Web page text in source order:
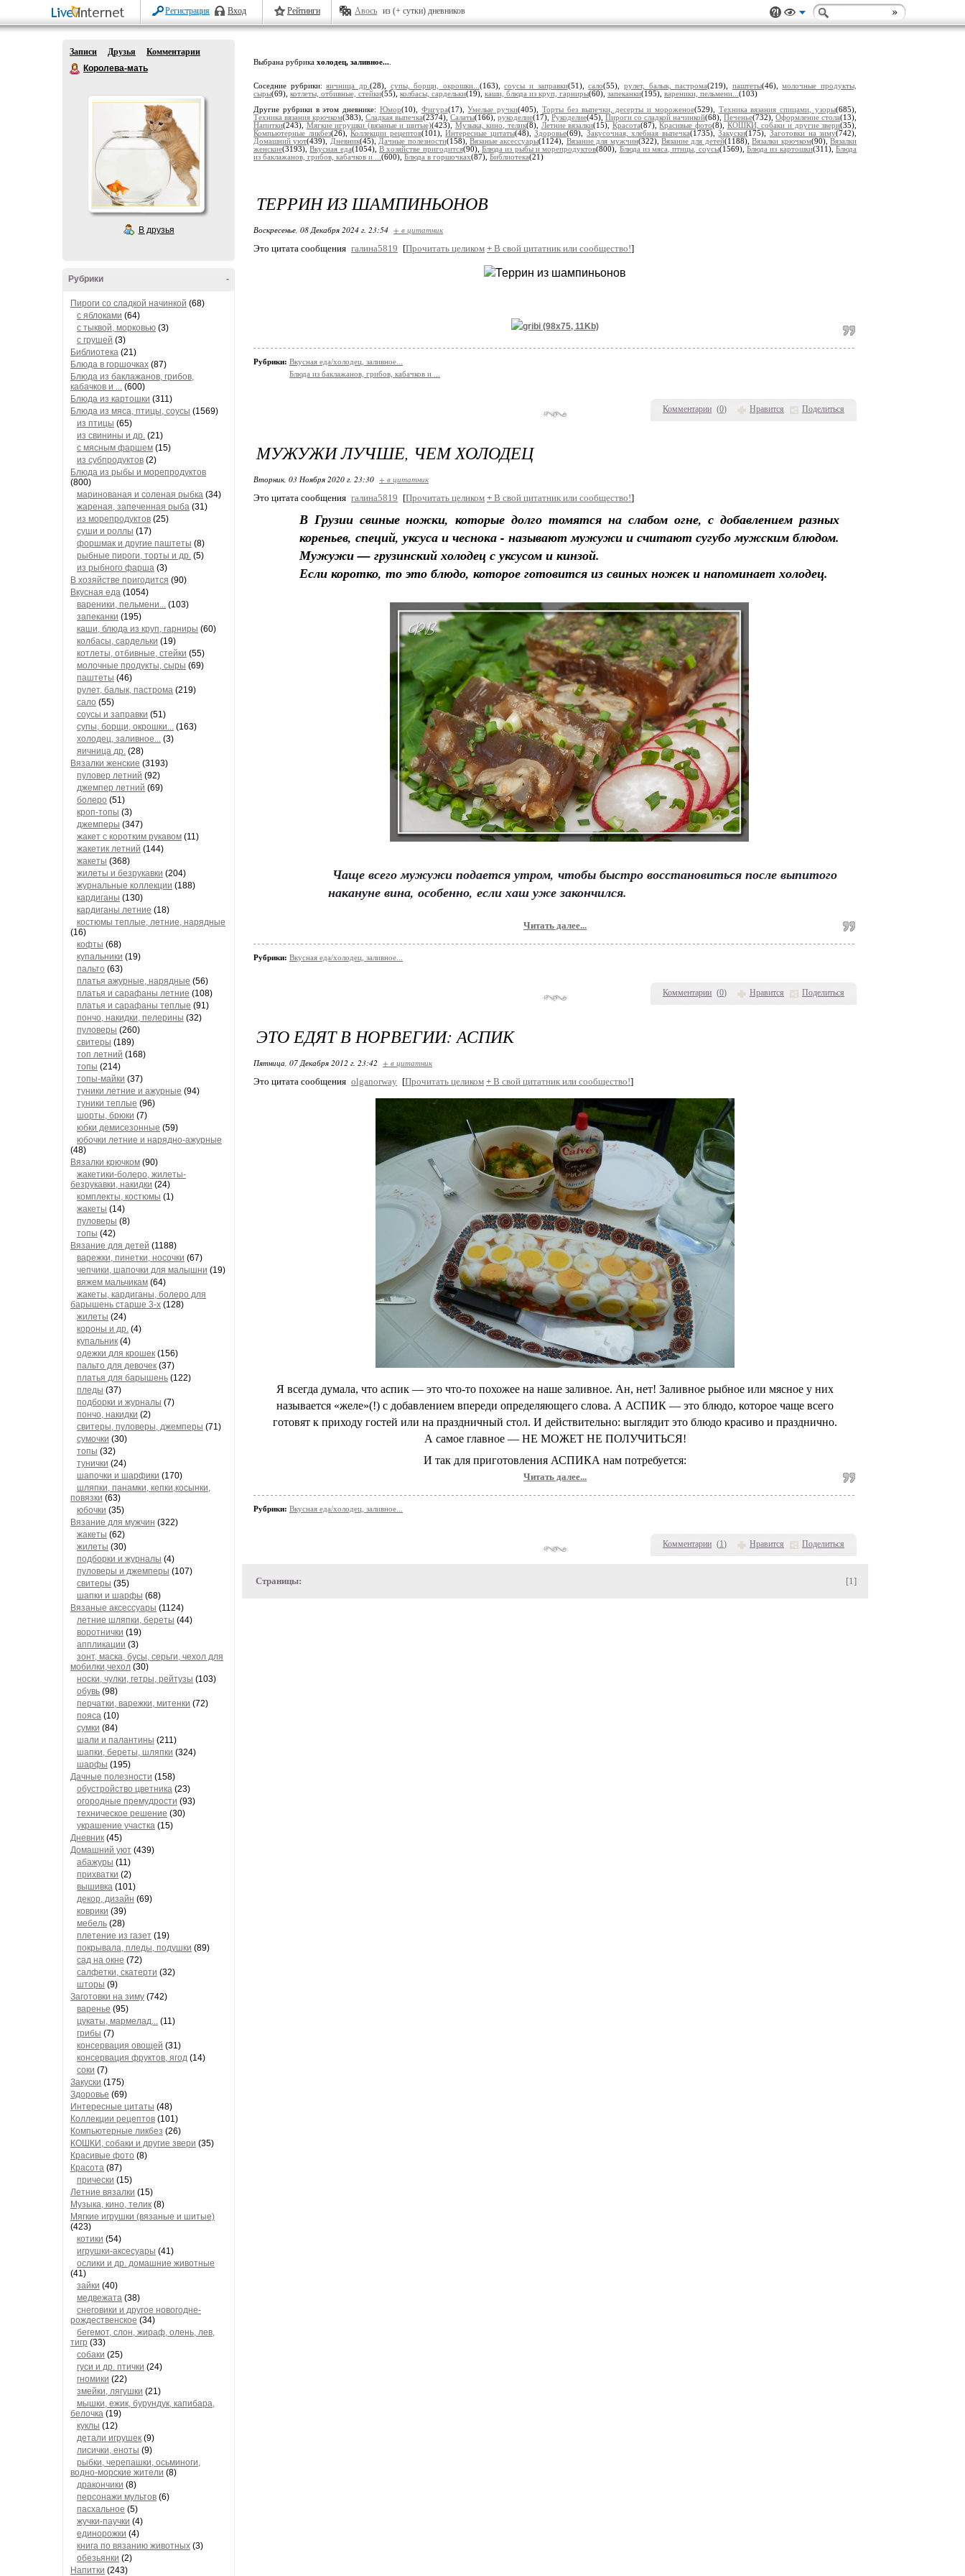
Регистрация Вход Рейтинги Авось из (+ сутки) дневников
Записи Друзья
Комментарии
Королева-мать
В друзья
-
Рубрики
Пироги со сладкой начинкой (68)
с яблоками (64)
с тыквой, морковью (3)
с грушей (3)
Библиотека (21)
Блюда в горшочках (87)
Блюда из баклажанов, грибов,
кабачков и ... (600)
Блюда из картошки (311)
Блюда из мяса, птицы, соусы (1569)
из птицы (65)
из свинины и др. (21)
с мясным фаршем (15)
из субпродуктов (2)
Блюда из рыбы и морепродуктов
(800)
маринованая и соленая рыбка (34)
жареная, запеченная рыба (31)
из морепродуктов (25)
суши и роллы (17)
форшмак и другие паштеты (8)
рыбные пироги, торты и др. (5)
из рыбного фарша (3)
В хозяйстве пригодится (90)
Вкусная еда (1054)
вареники, пельмени... (103)
запеканки (195)
каши, блюда из круп, гарниры (60)
колбасы, сардельки (19)
котлеты, отбивные, стейки (55)
молочные продукты, сыры (69)
паштеты (46)
рулет, балык, пастрома (219)
сало (55)
соусы и заправки (51)
супы, борщи, окрошки... (163)
холодец, заливное... (3)
яичница др. (28)
Вязалки женские (3193)
пуловер летний (92)
джемпер летний (69)
болеро (51)
кроп-топы (3)
джемперы (347)
жакет с коротким рукавом (11)
жакетик летний (144)
жакеты (368)
жилеты и безрукавки (204)
журнальные коллекции (188)
кардиганы (130)
кардиганы летние (18)
костюмы теплые, летние, нарядные
(16)
кофты (68)
купальники (19)
пальто (63)
платья ажурные, нарядные (56)
платья и сарафаны летние (108)
платья и сарафаны теплые (91)
пончо, накидки, пелерины (32)
пуловеры (260)
свитеры (189)
топ летний (168)
топы (214)
топы-майки (37)
туники летние и ажурные (94)
туники теплые (96)
шорты, брюки (7)
юбки демисезонные (59)
юбочки летние и нарядно-ажурные
(48)
Вязалки крючком (90)
жакетики-болеро, жилеты-
безрукавки, накидки (24)
комплекты, костюмы (1)
жакеты (14)
пуловеры (8)
топы (42)
Вязание для детей (1188)
варежки, пинетки, носочки (67)
чепчики, шапочки для малышни (19)
вяжем мальчикам (64)
жакеты, кардиганы, болеро для
барышень старше 3-х (128)
жилеты (24)
короны и др. (4)
купальник (4)
одежки для крошек (156)
пальто для девочек (37)
платья для барышень (122)
пледы (37)
подборки и журналы (7)
пончо, накидки (2)
свитеры, пуловеры, джемперы (71)
сумочки (30)
топы (32)
тунички (24)
шапочки и шарфики (170)
шляпки, панамки, кепки,косынки,
повязки (63)
юбочки (35)
Вязание для мужчин (322)
жакеты (62)
жилеты (30)
подборки и журналы (4)
пуловеры и джемперы (107)
свитеры (35)
шапки и шарфы (68)
Вязаные аксессуары (1124)
летние шляпки, береты (44)
воротнички (19)
аппликации (3)
зонт, маска, бусы, серьги, чехол для
мобилки,чехол (30)
носки, чулки, гетры, рейтузы (103)
обувь (98)
перчатки, варежки, митенки (72)
пояса (10)
сумки (84)
шали и палантины (211)
шапки, береты, шляпки (324)
шарфы (195)
Дачные полезности (158)
обустройство цветника (23)
огородные премудрости (93)
техническое решение (30)
украшение участка (15)
Дневник (45)
Домашний уют (439)
абажуры (11)
прихватки (2)
вышивка (101)
декор, дизайн (69)
коврики (39)
мебель (28)
плетение из газет (19)
покрывала, пледы, подушки (89)
сад на окне (72)
салфетки, скатерти (32)
шторы (9)
Заготовки на зиму (742)
варенье (95)
цукаты, мармелад... (11)
грибы (7)
консервация овощей (31)
консервация фруктов, ягод (14)
соки (7)
Закуски (175)
Здоровье (69)
Интересные цитаты (48)
Коллекции рецептов (101)
Компьютерные ликбез (26)
КОШКИ, собаки и другие звери (35)
Красивые фото (8)
Красота (87)
прически (15)
Летние вязалки (15)
Музыка, кино, телик (8)
Мягкие игрушки (вязаные и шитые)
(423)
котики (54)
игрушки-аксесуары (41)
ослики и др. домашние животные
(41)
зайки (40)
медвежата (38)
снеговики и другое новогодне-
рождественское (34)
бегемот, слон, жираф, олень, лев,
тигр (33)
собаки (25)
гуси и др. птички (24)
гномики (22)
змейки, лягушки (21)
мышки, ежик, бурундук, капибара,
белочка (19)
куклы (12)
детали игрушек (9)
лисички, еноты (9)
рыбки, черепашки, осьминоги,
водно-морские жители (8)
дракончики (8)
персонажи мультов (6)
пасхальное (5)
жучки-паучки (4)
единорожки (4)
книга по вязанию животных (3)
обезьянки (2)
Напитки (243)
Выбрана рубрика холодец, заливное...
Соседние рубрики:яичница др. (28), супы, борщи, окрошки... (163),соусы и заправки(51),сало(55), рулет, балык, пастрома(219), паштеты(46),молочные продукты,
сыры(69), котлеты, отбивные, стейки(55), колбасы, сардельки(19), каши, блюда из круп, гарниры(60), запеканки(195), вареники, пельмени... (103)
Другие рубрики в этом дневнике: Юмор(10), Фигура(17),Умелые ручки(405),Торты без выпечки, десерты и мороженое(529), Техника вязания спицами, узоры(685),
Техника вязания крючком(383), Сладкая выпечка(2374), Салаты(166), рукоделие(17), Рукоделие(45), Пироги со сладкой начинкой(68), Печенье(732), Оформление стола(13),
Напитки(243), Мягкие игрушки (вязаные и шитые)(423), Музыка, кино, телик(8), Летние вязалки(15), Красота(87),Красивые фото(8), КОШКИ, собаки и другие звери(35),
Компьютерные ликбез(26),Коллекции рецептов(101),Интересные цитаты(48),Здоровье(69), Закусочная, хлебная выпечка(1735),Закуски(175), Заготовки на зиму(742),
Домашний уют(439), Дневник(45), Дачные полезности(158),Вязаные аксессуары(1124), Вязание для мужчин(322),Вязание для детей(1188),Вязалки крючком(90),Вязалки
женские(3193),Вкусная еда(1054), В хозяйстве пригодится(90), Блюда из рыбы и морепродуктов(800), Блюда из мяса, птицы, соусы(1569),Блюда из картошки(311),Блюда
из баклажанов, грибов, кабачков и ... (600), Блюда в горшочках(87), Библиотека(21)
Комментарии (0) Нравится Поделиться
ТЕРРИН ИЗ ШАМПИНЬОНОВ
Воскресенье, 08 Декабря 2024 г. 23:54 + в цитатник
Это цитата сообщения галина5819 [Прочитать целиком + В свой цитатник или сообщество!]
Рубрики: Вкусная еда/холодец, заливное...
Блюда из баклажанов, грибов, кабачков и ...
Комментарии (0) Нравится Поделиться
МУЖУЖИ ЛУЧШЕ, ЧЕМ ХОЛОДЕЦ
Вторник, 03 Ноября 2020 г. 23:30 + в цитатник
Это цитата сообщения галина5819 [Прочитать целиком + В свой цитатник или сообщество!]
В Грузии свиные ножки, которые долго томятся на слабом огне, с добавлением разных
кореньев, специй, уксуса и чеснока - называют мужужи и считают сугубо мужским блюдом.
Мужужи — грузинский холодец с уксусом и кинзой.
Если коротко, то это блюдо, которое готовится из свиных ножек и напоминает холодец.
Чаще всего мужужи подается утром, чтобы быстро восстановиться после выпитого
накануне вина, особенно, если хаш уже закончился.
Читать далее...
Рубрики: Вкусная еда/холодец, заливное...
Комментарии (1) Нравится Поделиться
ЭТО ЕДЯТ В НОРВЕГИИ: АСПИК
Пятница, 07 Декабря 2012 г. 23:42 + в цитатник
Это цитата сообщения olganorway [Прочитать целиком + В свой цитатник или сообщество!]
Я всегда думала, что аспик — это что-то похожее на наше заливное. Ан, нет! Заливное рыбное или мясное у них
называется «желе»(!) с добавлением впереди определяющего слова. А АСПИК — это блюдо, которое чаще всего
готовят к приходу гостей или на праздничный стол. И действительно: выглядит это блюдо красиво и празднично.
А самое главное — НЕ МОЖЕТ НЕ ПОЛУЧИТЬСЯ!
И так для приготовления АСПИКА нам потребуется:
Читать далее...
Рубрики: Вкусная еда/холодец, заливное...
Страницы: [1]